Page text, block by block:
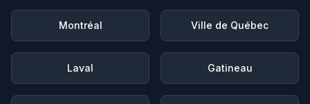
Montréal Ville de Québec
Laval Gatineau